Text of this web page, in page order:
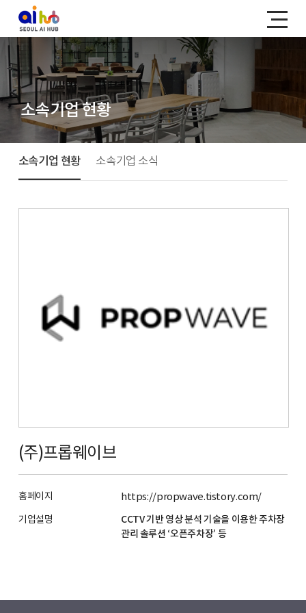
소속기업 현황
소속기업 현황 소속기업 소식
(주)프롭웨이브
홈페이지 https://propwave.tistory.com/
기업설명
CCTV 기반 영상 분석 기술을 이용한 주차장
관리 솔루션 ‘오픈주차장’ 등